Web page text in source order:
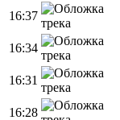
16:37
16:34
16:31
16:28